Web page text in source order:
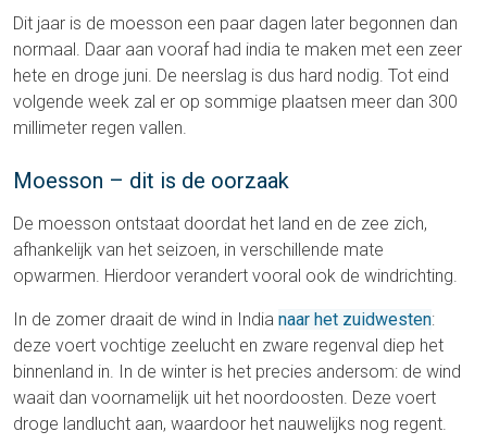
Dit jaar is de moesson een paar dagen later begonnen dan
normaal. Daar aan vooraf had india te maken met een zeer
hete en droge juni. De neerslag is dus hard nodig. Tot eind
volgende week zal er op sommige plaatsen meer dan 300
millimeter regen vallen.
Moesson – dit is de oorzaak
De moesson ontstaat doordat het land en de zee zich,
afhankelijk van het seizoen, in verschillende mate
opwarmen. Hierdoor verandert vooral ook de windrichting.
In de zomer draait de wind in India naar het zuidwesten:
deze voert vochtige zeelucht en zware regenval diep het
binnenland in. In de winter is het precies andersom: de wind
waait dan voornamelijk uit het noordoosten. Deze voert
droge landlucht aan, waardoor het nauwelijks nog regent.